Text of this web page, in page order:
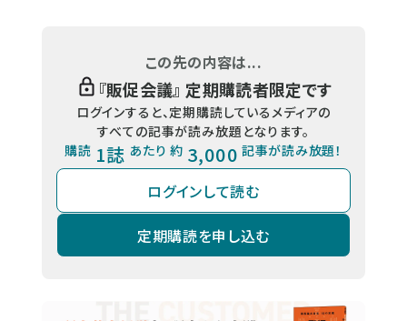
この先の内容は...
『販促会議』 定期購読者限定です
ログインすると、定期購読しているメディアの
すべての記事が読み放題となります。
購読 1誌 あたり 約 3,000 記事が読み放題！
ログインして読む
定期購読を申し込む